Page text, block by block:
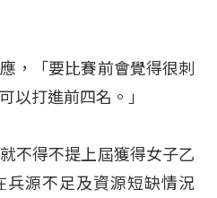
，「要比賽前會覺得很刺
以打進前四名。」
不得不提上屆獲得女子乙
兵源不足及資源短缺情況